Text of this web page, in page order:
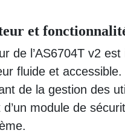
et
de l’AS6704T v2
fluide et
de la gestion des
module de